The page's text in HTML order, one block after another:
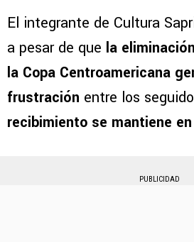
El integrante de Cultura
a pesar de que la
la Copa Centroamericana
frustración entre los
recibimiento se mantiene
PUBLICIDAD